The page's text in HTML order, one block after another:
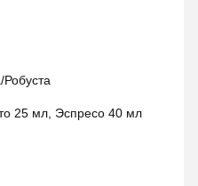
Робуста
25 мл, Эспресо 40 мл